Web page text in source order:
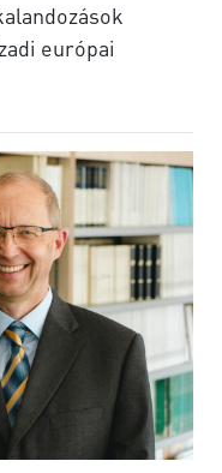
európai